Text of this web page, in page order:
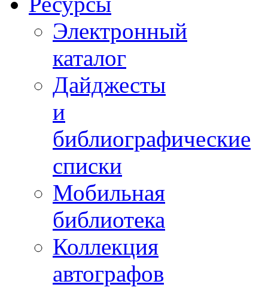
Электронный
каталог
Дайджесты
и
библиографические
списки
Мобильная
библиотека
Коллекция
автографов